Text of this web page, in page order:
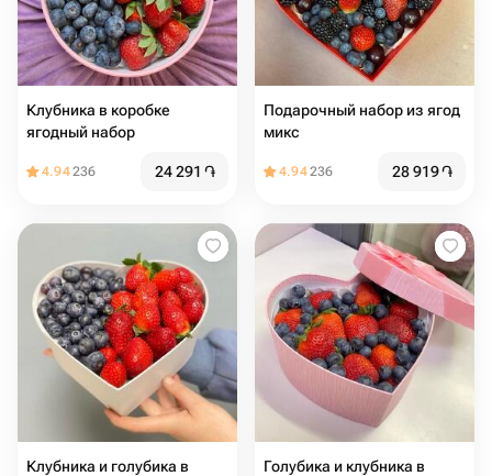
Клубника в коробке
ягодный набор
4.94236 24 291 ֏
Подарочный набор из ягод
микс
4.94236 28 919֏
Клубника и голубика в
Голубика и клубника в